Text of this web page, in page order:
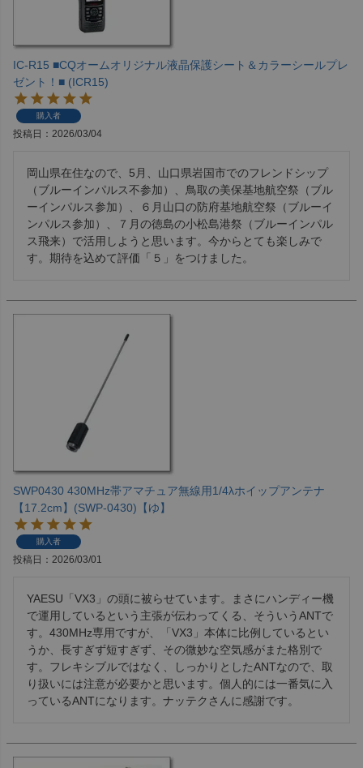
IC-R15 ■CQオームオリジナル液晶保護シート＆カラーシールプレ
ゼント！■ (ICR15)
購入者
投稿日 2026/03/04
岡山県在住なので、5月、山口県岩国市でのフレンドシップ
（ブルーインパルス不参加）、鳥取の美保基地航空祭（ブル
ーインパルス参加）、６月山口の防府基地航空祭（ブルーイ
ンパルス参加）、７月の徳島の小松島港祭（ブルーインパル
ス飛来）で活用しようと思います。今からとても楽しみで
す。期待を込めて評価「５」をつけました。
SWP0430 430MHz帯アマチュア無線用1/4λホイップアンテナ
【17.2cm】(SWP-0430)【ゆ】
購入者
投稿日 2026/03/01
YAESU「VX3」の頭に被らせています。まさにハンディー機
で運用しているという主張が伝わってくる、そういうANTで
す。430MHz専用ですが、「VX3」本体に比例しているとい
うか、長すぎず短すぎず、その微妙な空気感がまた格別で
す。フレキシブルではなく、しっかりとしたANTなので、取
り扱いには注意が必要かと思います。個人的には一番気に入
っているANTになります。ナッテクさんに感謝です。